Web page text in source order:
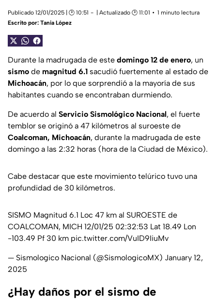
Publicado 12/01/2025 | 🕑 10:51 | Actualizado 🕑 11:01
1 minuto lectura
Escrito por: Tania López
Durante la madrugada de este domingo 12 de enero, un
sismo de magnitud 6.1 sacudió fuertemente al estado de
Michoacán, por lo que sorprendió a la mayoría de sus
habitantes cuando se encontraban durmiendo.
De acuerdo al Servicio Sismológico Nacional, el fuerte
temblor se originó a 47 kilómetros al suroeste de
Coalcoman, Michoacán, durante la madrugada de este
domingo a las 2:32 horas (hora de la Ciudad de México).
Cabe destacar que este movimiento telúrico tuvo una
profundidad de 30 kilómetros.
SISMO Magnitud 6.1 Loc 47 km al SUROESTE de
COALCOMAN, MICH 12/01/25 02:32:53 Lat 18.49 Lon
-103.49 Pf 30 km pic.twitter.com/VuID9IiuMv
— Sismologico Nacional (@SismologicoMX) January 12,
2025
¿Hay daños por el sismo de